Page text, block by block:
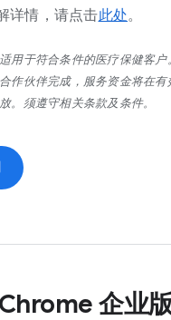
详情，请点击此处。
用于符合条件的医疗保健客户
作伙伴完成，服务资金将在有
。须遵守相关条款及条件。
企业